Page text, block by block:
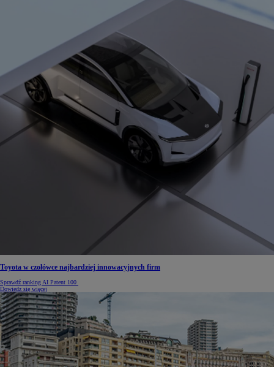
Toyota w czołówce najbardziej innowacyjnych firm
Sprawdź ranking AI Patent 100
Dowiedz się więcej